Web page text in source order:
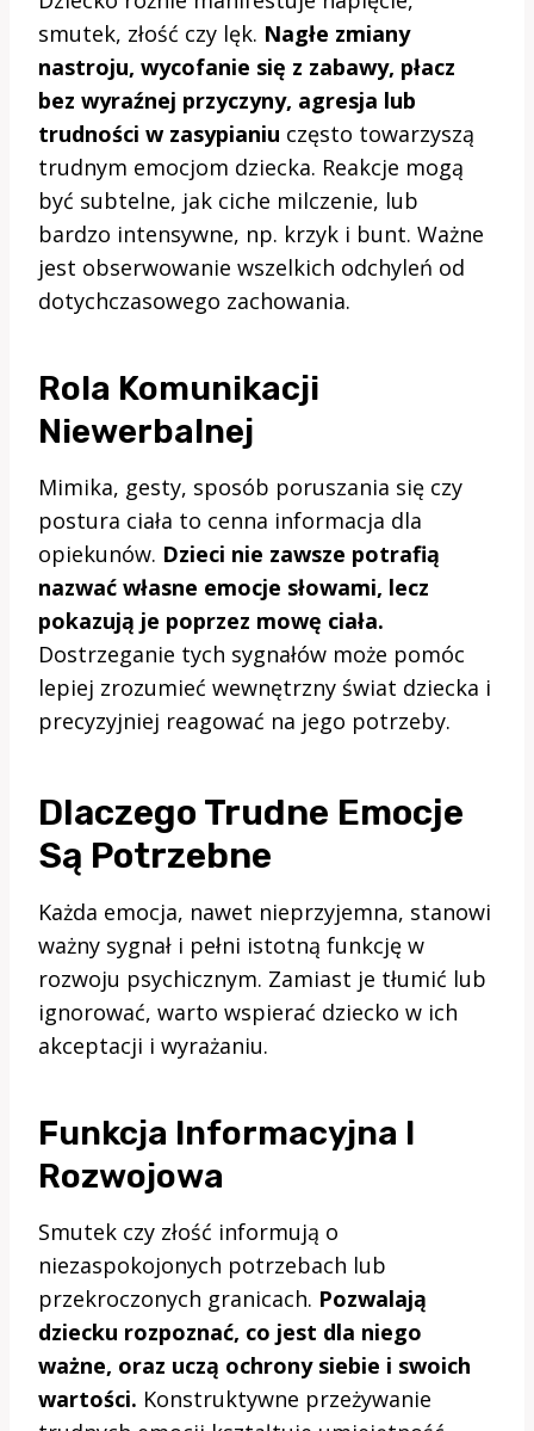
smutek, złość czy lęk. Nagłe zmiany
nastroju, wycofanie się z zabawy, płacz
bez wyraźnej przyczyny, agresja lub
trudności w zasypianiu często towarzyszą
trudnym emocjom dziecka. Reakcje mogą
być subtelne, jak ciche milczenie, lub
bardzo intensywne, np. krzyk i bunt. Ważne
jest obserwowanie wszelkich odchyleń od
dotychczasowego zachowania.
Rola Komunikacji
Niewerbalnej
Mimika, gesty, sposób poruszania się czy
postura ciała to cenna informacja dla
opiekunów. Dzieci nie zawsze potrafią
nazwać własne emocje słowami, lecz
pokazują je poprzez mowę ciała.
Dostrzeganie tych sygnałów może pomóc
lepiej zrozumieć wewnętrzny świat dziecka i
precyzyjniej reagować na jego potrzeby.
Dlaczego Trudne Emocje
Są Potrzebne
Każda emocja, nawet nieprzyjemna, stanowi
ważny sygnał i pełni istotną funkcję w
rozwoju psychicznym. Zamiast je tłumić lub
ignorować, warto wspierać dziecko w ich
akceptacji i wyrażaniu.
Funkcja Informacyjna I
Rozwojowa
Smutek czy złość informują o
niezaspokojonych potrzebach lub
przekroczonych granicach. Pozwalają
dziecku rozpoznać, co jest dla niego
ważne, oraz uczą ochrony siebie i swoich
wartości. Konstruktywne przeżywanie